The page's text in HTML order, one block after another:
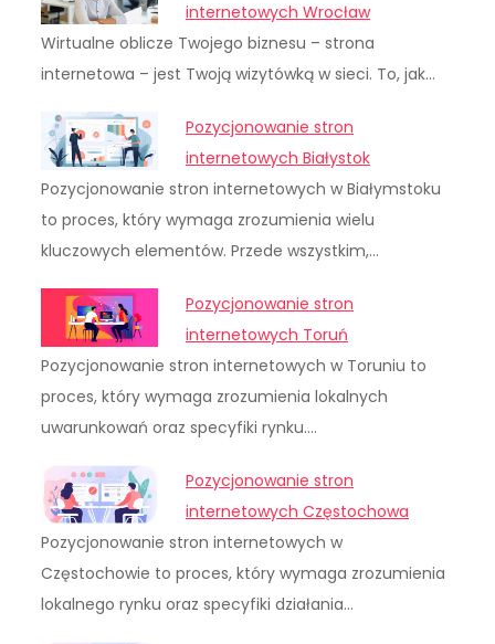
internetowych Wrocław
Wirtualne oblicze Twojego biznesu – strona
internetowa – jest Twoją wizytówką w sieci. To, jak…
Pozycjonowanie stron
internetowych Białystok
Pozycjonowanie stron internetowych w Białymstoku
to proces, który wymaga zrozumienia wielu
kluczowych elementów. Przede wszystkim,…
Pozycjonowanie stron
internetowych Toruń
Pozycjonowanie stron internetowych w Toruniu to
proces, który wymaga zrozumienia lokalnych
uwarunkowań oraz specyfiki rynku.…
Pozycjonowanie stron
internetowych Częstochowa
Pozycjonowanie stron internetowych w
Częstochowie to proces, który wymaga zrozumienia
lokalnego rynku oraz specyfiki działania…